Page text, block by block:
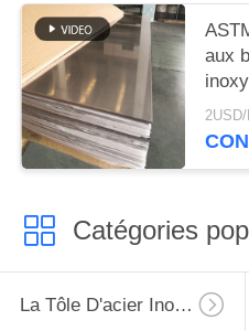
aux
Catégories
La Tôle D'acier Inoxydable